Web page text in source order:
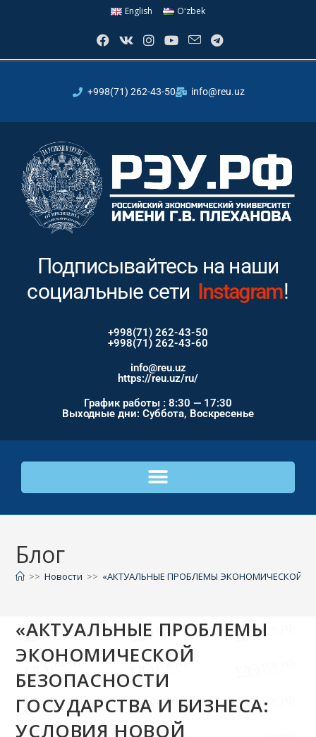
English Oʻzbek
+998(71) 262-43-50 info@reu.uz
Подписывайтесь на наши
социальные сети
Youtube!
+998(71) 262-43-50
+998(71) 262-43-60
info@reu.uz
https://reu.uz/ru/
График работы : 8:30 — 17:30
Выходные дни: Суббота, Воскресенье
Блог
>> Новости >> «АКТУАЛЬНЫЕ ПРОБЛЕМЫ ЭКОНОМИЧЕСКОЙ
«АКТУАЛЬНЫЕ ПРОБЛЕМЫ
ЭКОНОМИЧЕСКОЙ
БЕЗОПАСНОСТИ
ГОСУДАРСТВА И БИЗНЕСА:
УСЛОВИЯ НОВОЙ